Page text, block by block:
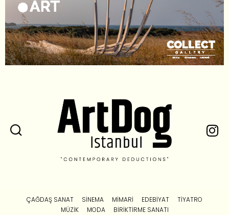
ÇAĞDAŞ SANAT SINEMA MIMARI EDEBIYAT
TIYATRO
MÜZIK
MODA
BIRIKTIRME SANATI